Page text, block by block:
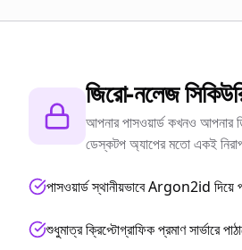
জিরো-নলেজ
আপনার পাসওয়ার্ড কখনও আপনার
ডেস্কটপ অ্যাপের মতো একই
পাসওয়ার্ড স্থানীয়ভাবে Argon2id দিয়ে
শুধুমাত্র ক্রিপ্টোগ্রাফিক প্রমাণ সার্ভারে